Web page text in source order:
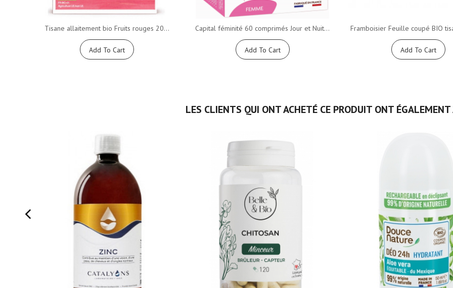
Tisane allaitement bio Fruits rouges 20...
Add To Cart
Capital féminité 60 comprimés Jour et Nuit...
Add To Cart
Framboisier Feuille coupé BIO
Add To Cart
LES CLIENTS QUI ONT ACHETÉ CE PRODUIT ONT ÉGALEMENT